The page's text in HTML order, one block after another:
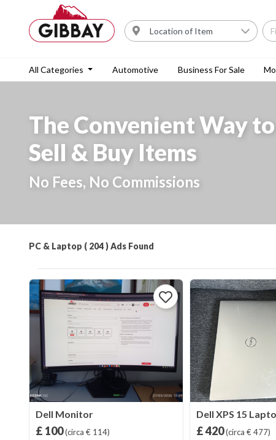
All Categories Automotive Business For Sale
The Convenient Way to
Sell & Buy Items
No Fees, No Commissions
PC & Laptop ( 204 ) Ads Found
Dell Monitor
£ 100(circa € 114)
Dell XPS 15
£ 420(circa € 477)